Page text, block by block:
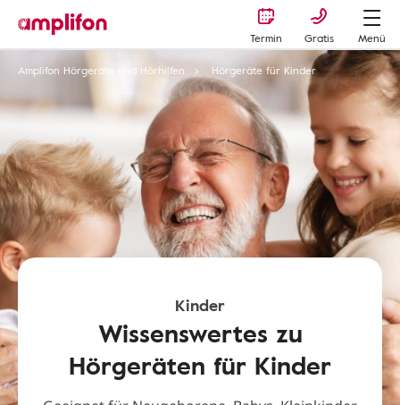
Termin Gratis
Menü
Amplifon Hörgeräte und Hörhilfen
Hörgeräte für Kinder
Kinder
Wissenswertes zu
Hörgeräten für Kinder